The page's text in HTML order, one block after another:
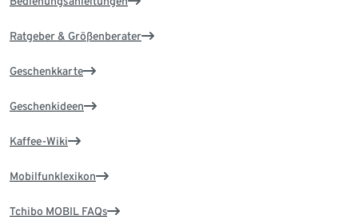
Ratgeber & Größenberater
Geschenkkarte
Geschenkideen
Kaffee-Wiki
Mobilfunklexikon
Tchibo MOBIL FAQs